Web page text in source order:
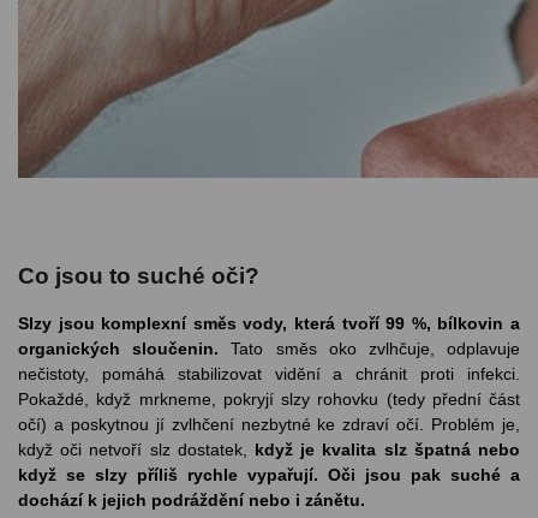
Přihlásit
značek
Co jsou to suché oči?
Slzy jsou komplexní směs vody, která tvoří 99 %, bílkovin a
organických sloučenin. Tato směs oko zvlhčuje, odplavuje
nečistoty, pomáhá stabilizovat vidění a chránit proti infekci.
Pokaždé, když mrkneme, pokryjí slzy rohovku (tedy přední část
očí) a poskytnou jí zvlhčení nezbytné ke zdraví očí. Problém je,
když oči netvoří slz dostatek, když je kvalita slz špatná nebo
když se slzy příliš rychle vypařují. Oči jsou pak suché a
dochází k jejich podráždění nebo i zánětu.